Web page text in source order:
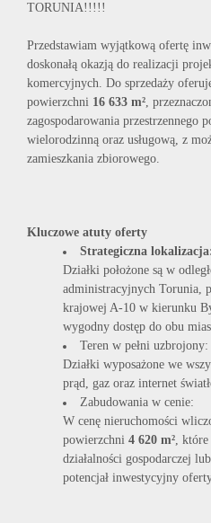
TORUNIA!!!!!
Przedstawiam wyjątkową ofertę
doskonałą okazją do realizacji
komercyjnych. Do sprzedaży
powierzchni 16 633 m²,
zagospodarowania przestrzennego
wielorodzinną oraz usługową, z
zamieszkania zbiorowego.
Kluczowe atuty oferty
Strategiczna
Działki położone są w
administracyjnych Torunia,
krajowej A-10 w kierunku
wygodny dostęp do obu
Teren w pełni uzbrojony:
Działki wyposażone we
prąd, gaz oraz internet
Zabudowania w cenie:
W cenę nieruchomości
powierzchni 4 620 m², które
działalności gospodarczej
potencjał inwestycyjny